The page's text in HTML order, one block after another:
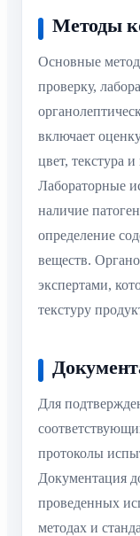
Методы
Основные
проверку,
включает
цвет, текстура
Лабораторные
наличие
определение
веществ.
экспертами,
текстуру
Для
протоколы
Документация
проведенных
методах и